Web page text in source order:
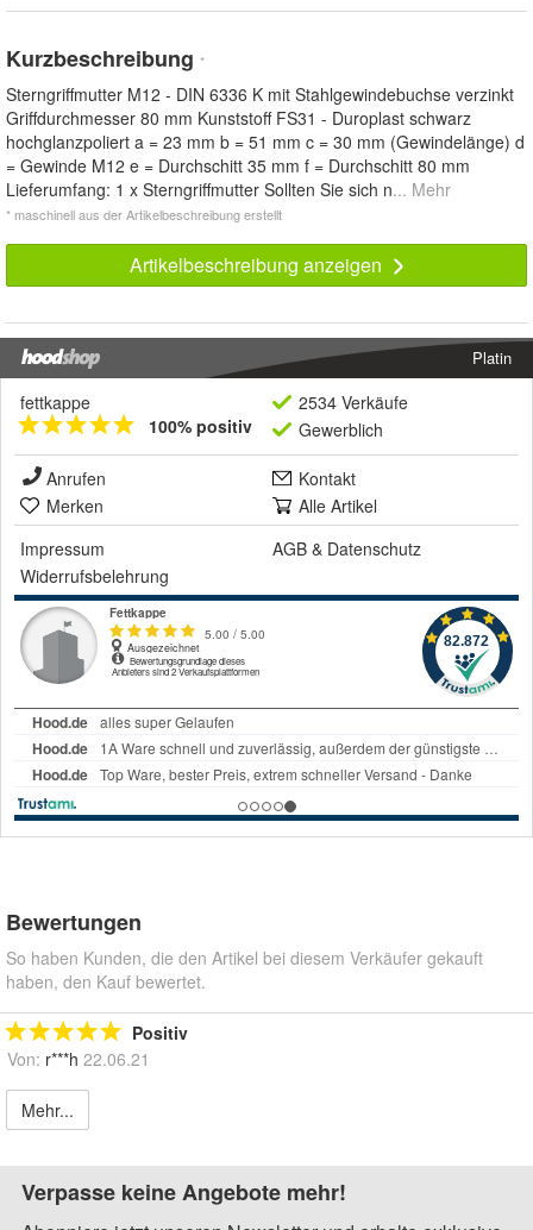
Kurzbeschreibung *
Sterngriffmutter M12 - DIN 6336 K mit Stahlgewindebuchse verzinkt
Griffdurchmesser 80 mm Kunststoff FS31 - Duroplast schwarz
hochglanzpoliert a = 23 mm b = 51 mm c = 30 mm (Gewindelänge) d
= Gewinde M12 e = Durchschitt 35 mm f = Durchschitt 80 mm
Lieferumfang: 1 x Sterngriffmutter Sollten Sie sich n... Mehr
* maschinell aus der Artikelbeschreibung erstellt
Artikelbeschreibung anzeigen
Platin
fettkappe
100% positiv
2534 Verkäufe
Gewerblich
Anrufen
Kontakt
Merken
Alle Artikel
Impressum
AGB & Datenschutz
Widerrufsbelehrung
Bewertungen
So haben Kunden, die den Artikel bei diesem Verkäufer gekauft
haben, den Kauf bewertet.
Positiv
Von: r***h 22.06.21
Mehr...
Verpasse keine Angebote mehr!